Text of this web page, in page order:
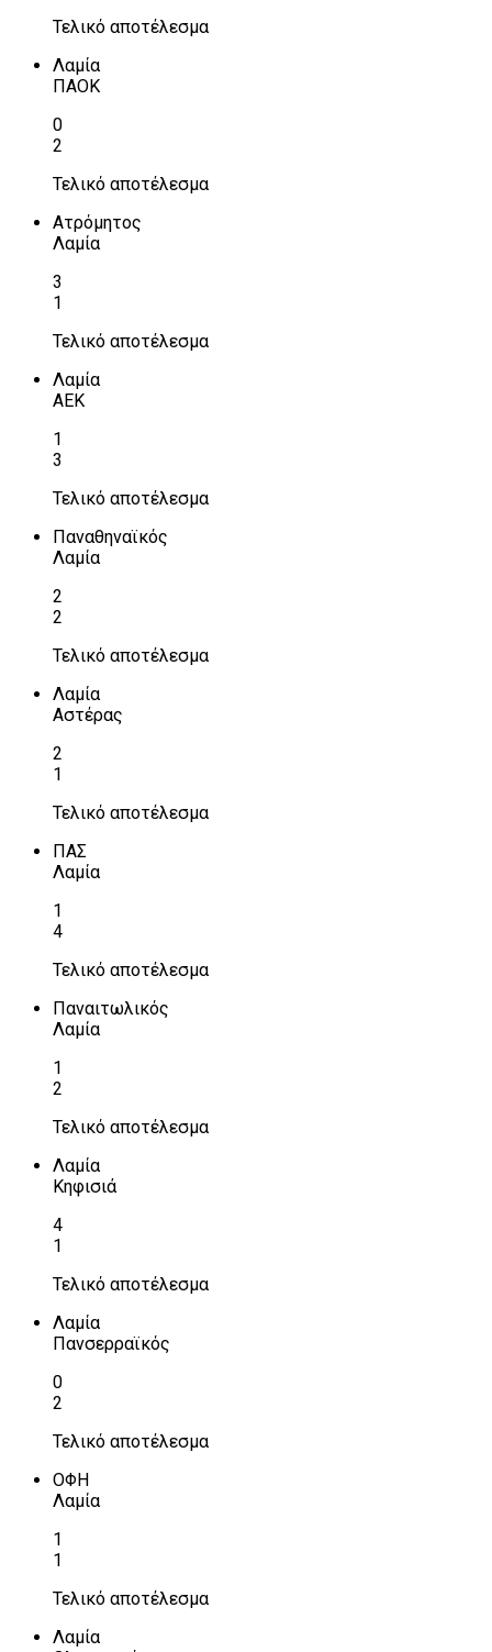
Τελικό αποτέλεσμα
Λαμία
ΠΑΟΚ
0
2
Τελικό αποτέλεσμα
Ατρόμητος
Λαμία
3
1
Τελικό αποτέλεσμα
Λαμία
ΑΕΚ
1
3
Τελικό αποτέλεσμα
Παναθηναϊκός
Λαμία
2
2
Τελικό αποτέλεσμα
Λαμία
Αστέρας
2
1
Τελικό αποτέλεσμα
ΠΑΣ
Λαμία
1
4
Τελικό αποτέλεσμα
Παναιτωλικός
Λαμία
1
2
Τελικό αποτέλεσμα
Λαμία
Κηφισιά
4
1
Τελικό αποτέλεσμα
Λαμία
Πανσερραϊκός
0
2
Τελικό αποτέλεσμα
ΟΦΗ
Λαμία
1
1
Τελικό αποτέλεσμα
Λαμία